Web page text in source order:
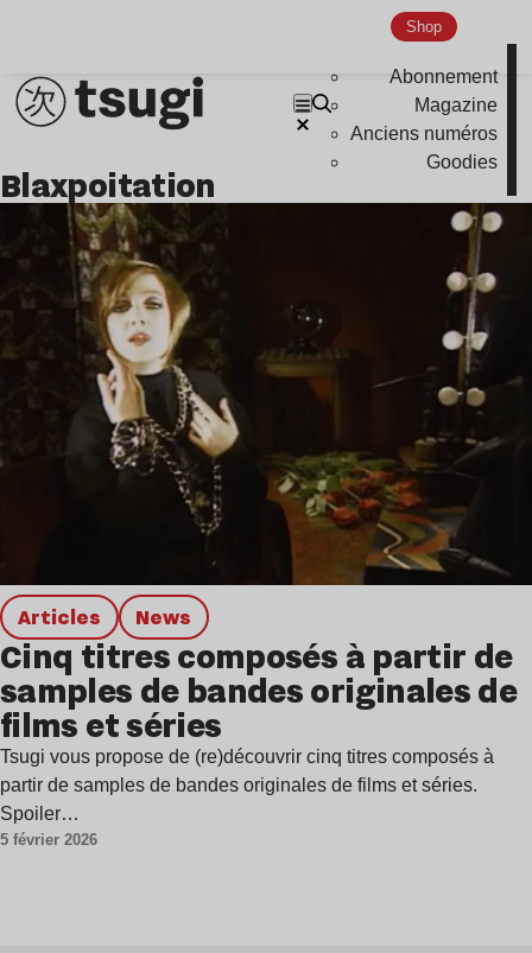
Shop
Abonnement
Magazine
Anciens numéros
Goodies
blaxpoitation
Articles news
Cinq titres composés à partir de
samples de bandes originales de
films et séries
Tsugi vous propose de (re)découvrir cinq titres composés à
partir de samples de bandes originales de films et séries.
Spoiler…
5 février 2026